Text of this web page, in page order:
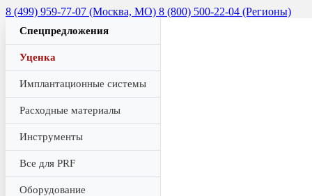
8 (499) 959-77-07 (Москва, МО) 8 (800) 500-22-04 (Регионы)
Спецпредложения
Уценка
Имплантационные системы
Расходные материалы
Инструменты
Все для PRF
Оборудование